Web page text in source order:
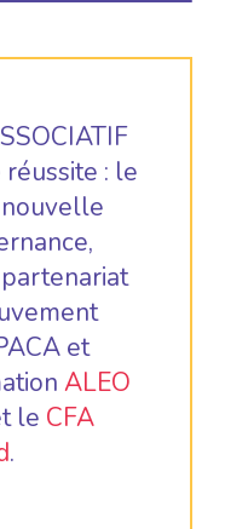
: le
nouvelle
et
ALEO
le CFA
.